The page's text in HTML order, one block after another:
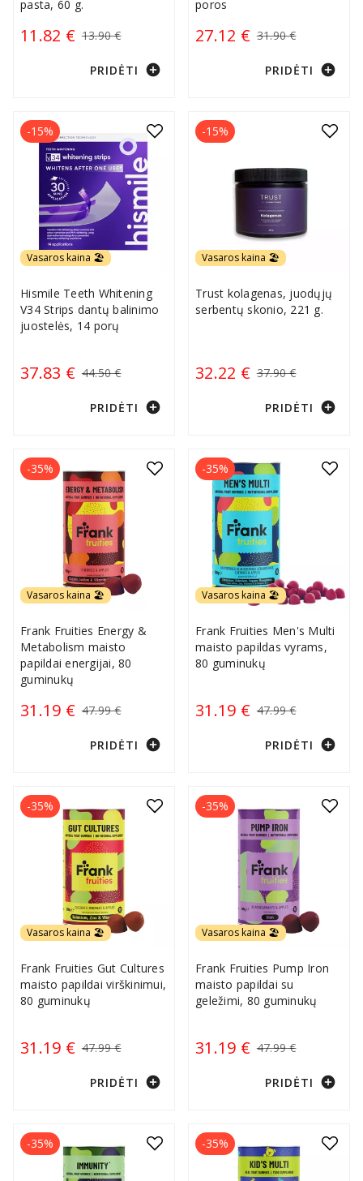
pasta, 60 g.
11.82 € 13.90 €
PRIDĖTI add_circle
poros
27.12 € 31.90 €
PRIDĖTI add_circle
Vasaros kaina 🏖️
Hismile Teeth Whitening
V34 Strips dantų balinimo
juostelės, 14 porų
37.83 € 44.50 €
-15%
PRIDĖTI add_circle
Vasaros kaina 🏖️
Trust kolagenas, juodųjų
serbentų skonio, 221 g.
32.22 € 37.90 €
-15%
PRIDĖTI add_circle
Vasaros kaina 🏖️
Frank Fruities Energy &
Metabolism maisto
papildai energijai, 80
guminukų
31.19 € 47.99 €
-35%
PRIDĖTI add_circle
Vasaros kaina 🏖️
Frank Fruities Men's Multi
maisto papildas vyrams,
80 guminukų
31.19 € 47.99 €
-35%
PRIDĖTI add_circle
Vasaros kaina 🏖️
Frank Fruities Gut Cultures
maisto papildai virškinimui,
80 guminukų
31.19 € 47.99 €
-35%
PRIDĖTI add_circle
Vasaros kaina 🏖️
Frank Fruities Pump Iron
maisto papildai su
geležimi, 80 guminukų
31.19 € 47.99 €
-35%
PRIDĖTI add_circle
-35% -35%